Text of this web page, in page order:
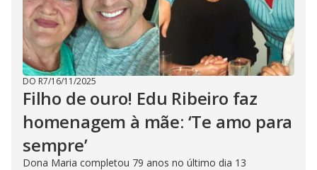
DO R7/16/11/2025
Filho de ouro! Edu Ribeiro faz
homenagem à mãe: ‘Te amo para
sempre’
Dona Maria completou 79 anos no último dia 13